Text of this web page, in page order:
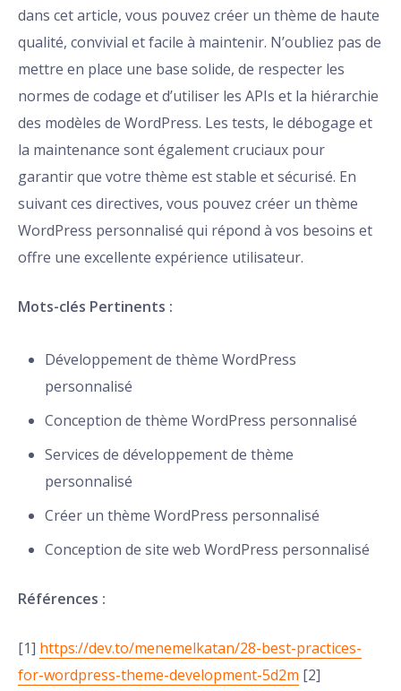
dans cet article, vous pouvez créer un thème de haute
qualité, convivial et facile à maintenir. N’oubliez pas de
mettre en place une base solide, de respecter les
normes de codage et d’utiliser les APIs et la hiérarchie
des modèles de WordPress. Les tests, le débogage et
la maintenance sont également cruciaux pour
garantir que votre thème est stable et sécurisé. En
suivant ces directives, vous pouvez créer un thème
WordPress personnalisé qui répond à vos besoins et
offre une excellente expérience utilisateur.
Mots-clés Pertinents :
Développement de thème WordPress
personnalisé
Conception de thème WordPress personnalisé
Services de développement de thème
personnalisé
Créer un thème WordPress personnalisé
Conception de site web WordPress personnalisé
Références :
[1] https://dev.to/menemelkatan/28-best-practices-
for-wordpress-theme-development-5d2m [2]